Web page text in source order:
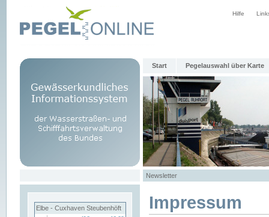
Hilfe
Start Pegelauswahl über Karte
Newsletter
Elbe - Cuxhaven Steubenhöft Impressum